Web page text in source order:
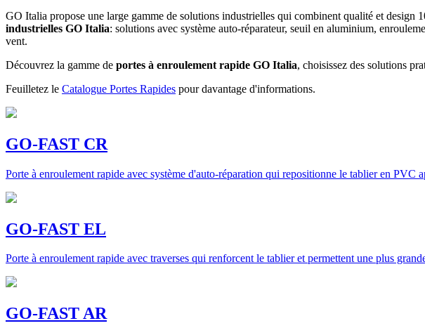
GO Italia propose une large gamme de solutions industrielles qui combinent qualité et design
industrielles GO Italia: solutions avec système auto-réparateur, seuil en aluminium,
vent.
Découvrez la gamme de portes à enroulement rapide GO Italia, choisissez des solutions
Feuilletez le Catalogue Portes Rapides pour davantage d'informations.
GO-FAST CR
Porte à enroulement rapide avec système d'auto-réparation qui repositionne le tablier en PVC
GO-FAST EL
Porte à enroulement rapide avec traverses qui renforcent le tablier et permettent une plus
GO-FAST AR